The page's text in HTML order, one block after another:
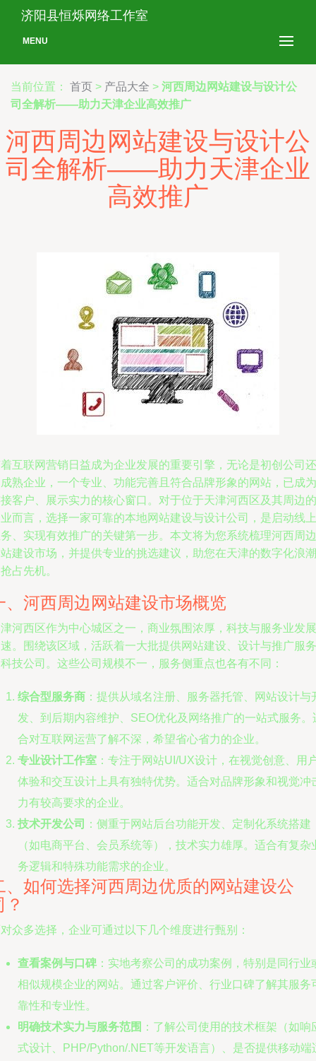
济阳县恒烁网络工作室
MENU
当前位置： 首页 > 产品大全 > 河西周边网站建设与设计公
司全解析——助力天津企业高效推广
河西周边网站建设与设计公
司全解析——助力天津企业
高效推广
互联网营销日益成为企业发展的重要引擎，无论是初创公司还
熟企业，一个专业、功能完善且符合品牌形象的网站，已成为
客户、展示实力的核心窗口。对于位于天津河西区及其周边的
而言，选择一家可靠的本地网站建设与设计公司，是启动线上
、实现有效推广的关键第一步。本文将为您系统梳理河西周边
建设市场，并提供专业的挑选建议，助您在天津的数字化浪潮
占先机。
、河西周边网站建设市场概览
河西区作为中心城区之一，商业氛围浓厚，科技与服务业发展
。围绕该区域，活跃着一大批提供网站建设、设计与推广服务
技公司。这些公司规模不一，服务侧重点也各有不同：
综合型服务商 ：提供从域名注册、服务器托管、网站设计与
发、到后期内容维护、SEO优化及网络推广的一站式服务。
合对互联网运营了解不深，希望省心省力的企业。
专业设计工作室 ：专注于网站UI/UX设计，在视觉创意、用
体验和交互设计上具有独特优势。适合对品牌形象和视觉冲
力有较高要求的企业。
技术开发公司
：侧重于网站后台功能开发、定制化系统搭建
（如电商平台、会员系统等），技术实力雄厚。适合有复杂
务逻辑和特殊功能需求的企业。
、如何选择河西周边优质的网站建设公
？
众多选择，企业可通过以下几个维度进行甄别：
查看案例与口碑 ：实地考察公司的成功案例，特别是同行业
相似规模企业的网站。通过客户评价、行业口碑了解其服务
靠性和专业性。
明确技术实力与服务范围 ：了解公司使用的技术框架（如响
式设计、PHP/Python/.NET等开发语言）、是否提供移动端